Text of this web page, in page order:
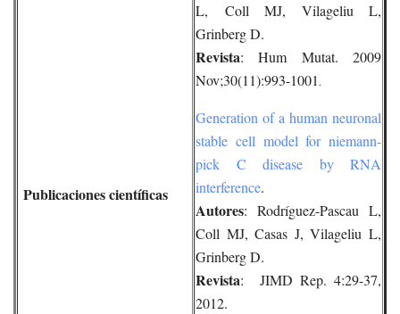
Publicaciones científicas
L, Coll MJ, Vilageliu L,
Grinberg D.
Revista: Hum Mutat. 2009
Nov;30(11):993-1001.
Generation of a human neuronal
stable cell model for niemann-
pick C disease by RNA
interference.
Autores: Rodríguez-Pascau L,
Coll MJ, Casas J, Vilageliu L,
Grinberg D.
Revista: JIMD Rep. 4:29-37,
2012.